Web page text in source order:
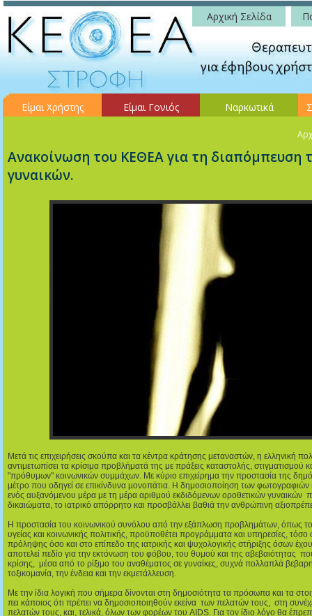
Αρχική Σελίδα
Είμαι Χρήστης Είμαι Γονιός Ναρκωτικά
Ανακοίνωση του ΚΕΘΕΑ για τη διαπόμπευση
γυναικών.
Μετά τις επιχειρήσεις σκούπα και τα κέντρα κράτησης μεταναστών, η ελληνική
αντιμετωπίσει τα κρίσιμα προβλήματά της με πράξεις καταστολής, στιγματισμού
"πρόθυμων" κοινωνικών συμμάχων. Με κύριο επιχείρημα την προστασία της
μέτρο που οδηγεί σε επικίνδυνα μονοπάτια. Η δημοσιοποίηση των φωτογραφιών
ενός αυξανόμενου μέρα με τη μέρα αριθμού εκδιδόμενων οροθετικών γυναικών
δικαιώματα, το ιατρικό απόρρητο και προσβάλλει βαθιά την ανθρώπινη
Η προστασία του κοινωνικού συνόλου από την εξάπλωση προβλημάτων, όπως
υγείας και κοινωνικής πολιτικής, προϋποθέτει προγράμματα και υπηρεσίες,
πρόληψης όσο και στο επίπεδο της ιατρικής και ψυχολογικής στήριξης όσων
αποτελεί πεδίο για την εκτόνωση του φόβου, του θυμού και της αβεβαιότητας
κρίσης, μέσα από το ρίξιμο του αναθέματος σε γυναίκες, συχνά πολλαπλά
τοξικομανία, την ένδεια και την εκμετάλλευση.
Με την ίδια λογική που σήμερα δίνονται στη δημοσιότητα τα πρόσωπα και τα
πει κάποιος ότι πρέπει να δημοσιοποιηθούν εκείνα των πελατών τους, στη
πελατών τους, και, τελικά, όλων των φορέων του AIDS. Για τον ίδιο λόγο θα